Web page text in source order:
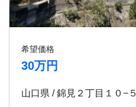
希望価格
30万円
山口県 / 錦見２丁目１０−５